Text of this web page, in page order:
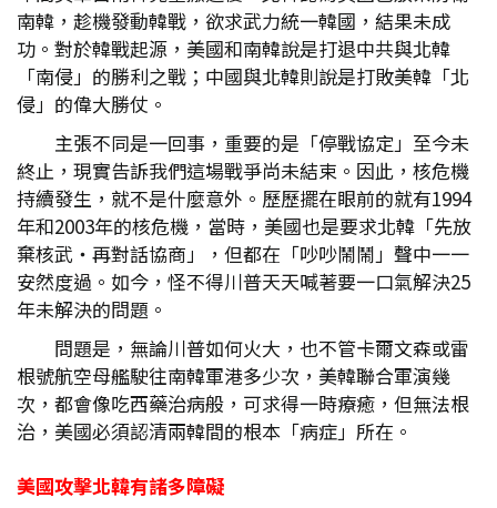
南韓，趁機發動韓戰，欲求武力統一韓國，結果未成
功。對於韓戰起源，美國和南韓說是打退中共與北韓
「南侵」的勝利之戰；中國與北韓則說是打敗美韓「北
侵」的偉大勝仗。
主張不同是一回事，重要的是「停戰協定」至今未
終止，現實告訴我們這場戰爭尚未結束。因此，核危機
持續發生，就不是什麼意外。歷歷擺在眼前的就有1994
年和2003年的核危機，當時，美國也是要求北韓「先放
棄核武・再對話協商」，但都在「吵吵鬧鬧」聲中一一
安然度過。如今，怪不得川普天天喊著要一口氣解決25
年未解決的問題。
問題是，無論川普如何火大，也不管卡爾文森或雷
根號航空母艦駛往南韓軍港多少次，美韓聯合軍演幾
次，都會像吃西藥治病般，可求得一時療癒，但無法根
治，美國必須認清兩韓間的根本「病症」所在。
美國攻擊北韓有諸多障礙